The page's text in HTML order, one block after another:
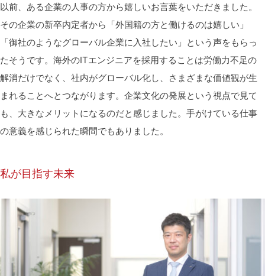
以前、ある企業の人事の方から嬉しいお言葉をいただきました。
その企業の新卒内定者から「外国籍の方と働けるのは嬉しい」
「御社のようなグローバル企業に入社したい」という声をもらっ
たそうです。海外のITエンジニアを採用することは労働力不足の
解消だけでなく、社内がグローバル化し、さまざまな価値観が生
まれることへとつながります。企業文化の発展という視点で見て
も、大きなメリットになるのだと感じました。手がけている仕事
の意義を感じられた瞬間でもありました。
私が目指す未来